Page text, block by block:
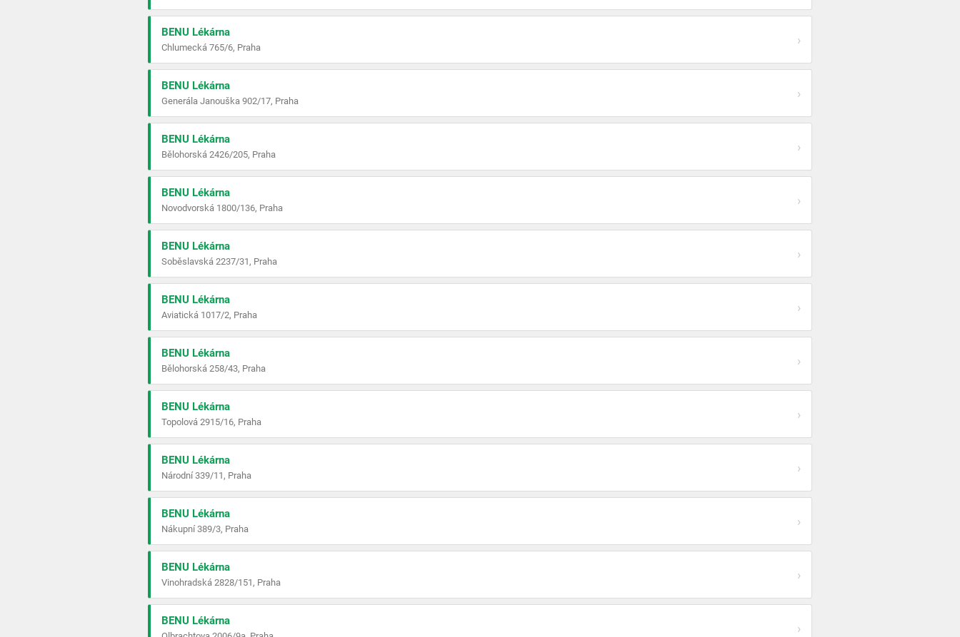
BENU Lékárna
Chlumecká 765/6, Praha
›
BENU Lékárna
Generála Janouška 902/17, Praha
›
BENU Lékárna
Bělohorská 2426/205, Praha
›
BENU Lékárna
Novodvorská 1800/136, Praha
›
BENU Lékárna
Soběslavská 2237/31, Praha
›
BENU Lékárna
Aviatická 1017/2, Praha
›
BENU Lékárna
Bělohorská 258/43, Praha
›
BENU Lékárna
Topolová 2915/16, Praha
›
BENU Lékárna
Národní 339/11, Praha
›
BENU Lékárna
Nákupní 389/3, Praha
›
BENU Lékárna
Vinohradská 2828/151, Praha
›
BENU Lékárna ›